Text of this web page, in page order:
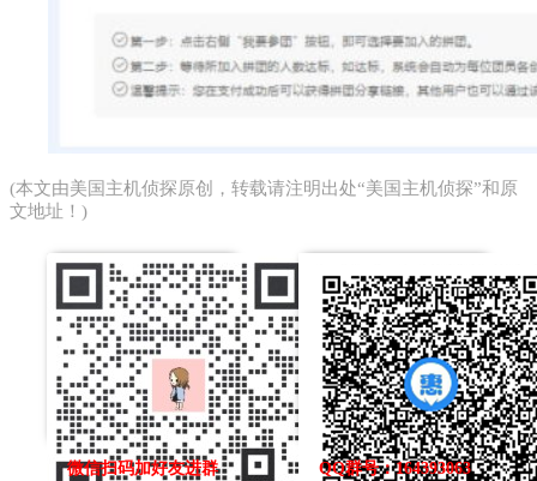
(本文由美国主机侦探原创，转载请注明出处“美国主机侦探”和原
文地址！)
微信扫码加好友进群 QQ群号：164393063